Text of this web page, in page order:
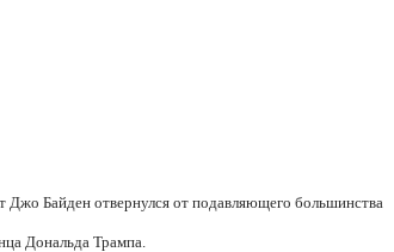
Джо Байден отвернулся от подавляющего большинства
Дональда Трампа.